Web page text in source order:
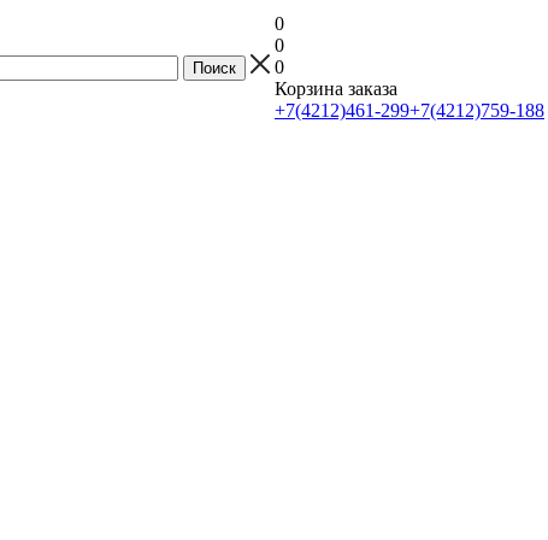
0
0
0
Корзина заказа
+7(4212)461-299+7(4212)759-188